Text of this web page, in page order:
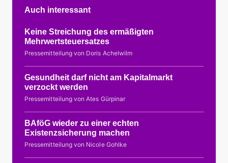
Auch interessant
Keine Streichung des ermäßigten
Mehrwertsteuersatzes
Pressemitteilung von Doris Achelwilm
Gesundheit darf nicht am Kapitalmarkt
verzockt werden
Pressemitteilung von Ates Gürpinar
BAföG wieder zu einer echten
Existenzsicherung machen
Pressemitteilung von Nicole Gohlke